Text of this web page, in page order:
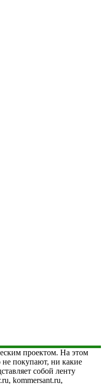
проектом. На этом
не покупают, ни какие
собой ленту
kommersant.ru,